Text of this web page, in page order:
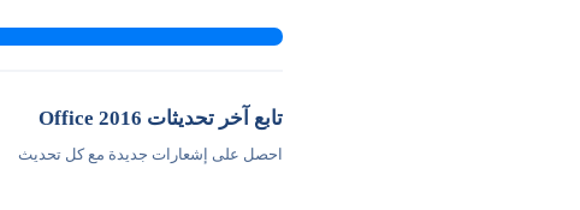
تابع آخر تحديثات Office 2016
احصل على إشعارات جديدة مع كل تحديث